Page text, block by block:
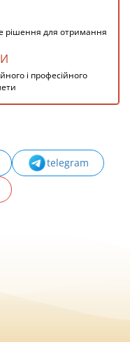
рішення для отримання
і професійного
telegram